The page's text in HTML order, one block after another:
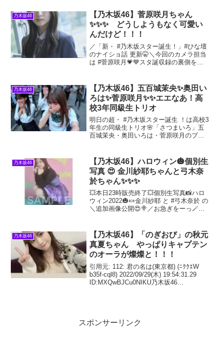
乃木坂46
【乃木坂46】菅原咲月ちゃん
✨✨✨ どうしようもなく可愛い
んだけど！！！
／「新・ #乃木坂スター誕生！」#ひな壇
のナイショ話 更新🤫＼今回のカメラ担当
は #菅原咲月💗💙スタ誕収録の裏側をお
@nogizaka46@nogista_ntv pic.tw
乃木坂46
【乃木坂46】五百城茉央✨奥田い
ろは✨菅原咲月✨✨エエなあ！高
校3年同級生トリオ
明日の超・ #乃木坂スター誕生 ！は高校3
年生の同級生トリオ🌸「さつまいろ」五
百城茉央・奥田いろは・菅原咲月のプラ
走！陶器作り&花火で大ハシャギ🎆スタジ
オではwacci
乃木坂46
【乃木坂46】ハロウィン🎃個別生
写真 😍 金川紗耶ちゃんと弓木奈
於ちゃん✨✨✨
💥本日23時販売終了💥個別生写真📸ハロ
ウィン2022🎃🍬金川紗耶 と #弓木奈於 の
＼追加画像公開😍🍭／お急ぎをーっ🪄🪄#
(@nogi
乃木坂46
【乃木坂46】「のぎおび」の秋元
真夏ちゃん やっぱりキャプテン
のオーラが燦燦と！！！
引用元: 112: 君の名は(東京都) (ﾆｸｸｴW
b35f-cql8) 2022/09/29(木) 19:54:31.29
ID:MXQwBJCu0NIKU乃木坂46
スポンサーリンク